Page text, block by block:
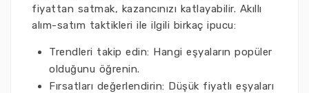
fiyattan satmak, kazancınızı katlayabilir. Akıllı
alım-satım taktikleri ile ilgili birkaç ipucu:
Trendleri takip edin: Hangi eşyaların popüler
olduğunu öğrenin.
Fırsatları değerlendirin: Düşük fiyatlı eşyaları